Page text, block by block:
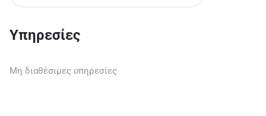
Υπηρεσίες
Μη διαθέσιμες υπηρεσίες